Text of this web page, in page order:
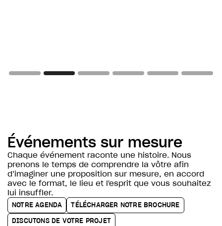
Slide 3 of 6.
Événements sur mesure
Chaque événement raconte une histoire. Nous
prenons le temps de comprendre la vôtre afin
d’imaginer une proposition sur mesure, en accord
avec le format, le lieu et l'esprit que vous souhaitez
lui insuffler.
NOTRE AGENDA
TÉLÉCHARGER NOTRE BROCHURE
DISCUTONS DE VOTRE PROJET